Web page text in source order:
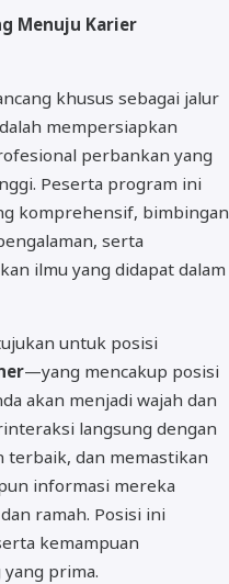
Menuju Karier
khusus sebagai jalur
mempersiapkan
perbankan yang
Peserta program ini
komprehensif, bimbingan
serta
ilmu yang didapat dalam
untuk posisi
—yang mencakup posisi
akan menjadi wajah dan
langsung dengan
terbaik, dan memastikan
informasi mereka
ramah. Posisi ini
kemampuan
prima.